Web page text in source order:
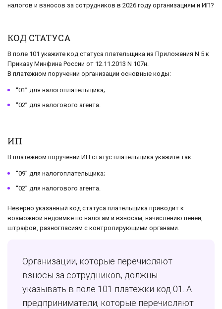
налогов и взносов за сотрудников в 2026 году организациям и ИП?
КОД СТАТУСА
В поле 101 укажите код статуса плательщика из Приложения N 5 к
Приказу Минфина России от 12.11.2013 N 107н.
В платежном поручении организации основные коды:
“01” для налогоплательщика;
“02” для налогового агента.
ИП
В платежном поручении ИП статус плательщика укажите так:
“09” для налогоплательщика;
“02” для налогового агента.
Неверно указанный код статуса плательщика приводит к
возможной недоимке по налогам и взносам, начислению пеней,
штрафов, разногласиям с контролирующими органами.
Организации, которые перечисляют
взносы за сотрудников, должны
указывать в поле 101 платежки код 01. А
предприниматели, которые перечисляют